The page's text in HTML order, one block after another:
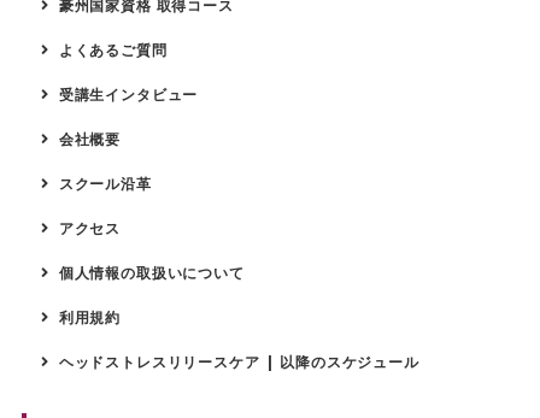
豪州国家資格 取得コース
よくあるご質問
受講生インタビュー
会社概要
スクール沿革
アクセス
個人情報の取扱いについて
利用規約
ヘッドストレスリリースケア | 以降のスケジュール